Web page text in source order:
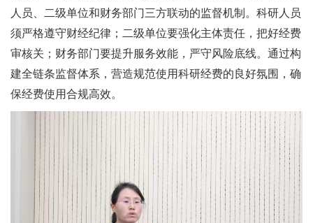
人员、二级单位和财务部门三方联动的监督机制。科研人员
须严格遵守财经纪律；二级单位要强化主体责任，把好经费
审核关；财务部门要提升服务效能，严守风险底线。通过构
建全链条监督体系，营造规范使用科研经费的良好氛围，确
保经费使用合规高效。